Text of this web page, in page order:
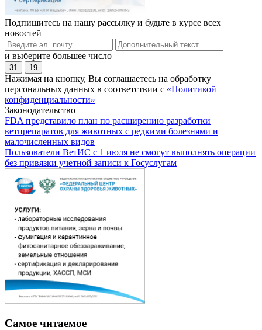
Подпишитесь на нашу рассылку и будьте в курсе всех
новостей
и выберите большее число
31 19
Нажимая на кнопку, Вы соглашаетесь на обработку
персональных данных в соответствии с «Политикой
конфиденциальности»
Законодательство
FDA представило план по расширению разработки
ветпрепаратов для животных с редкими болезнями и
малочисленных видов
Пользователи ВетИС с 1 июля не смогут выполнять операции
без привязки учетной записи к Госуслугам
Самое читаемое